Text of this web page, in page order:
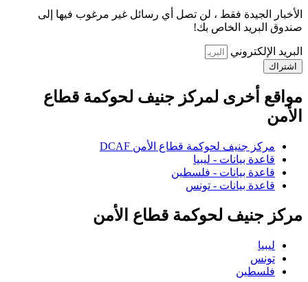
الأخبار الجيدة فقط ، لن تصل أي رسائل غير مرغوب فيها إلى
صندوق البريد الخاص بك!
البريد الإلكتروني
اشتراك
مواقع أخرى لمركز جنيف لحوكمة قطاع
الأمن
مركز جنيف لحوكمة قطاع الأمن DCAF
قاعدة بيانات - ليبيا
قاعدة بيانات - فلسطين
قاعدة بيانات - تونس
مركز جنيف لحوكمة قطاع الأمن
ليبيا
تونس
فلسطين